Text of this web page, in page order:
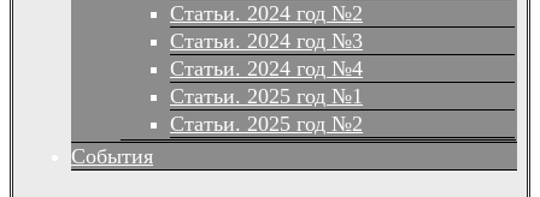
Статьи. 2024 год №2
Статьи. 2024 год №3
Статьи. 2024 год №4
Статьи. 2025 год №1
Статьи. 2025 год №2
События